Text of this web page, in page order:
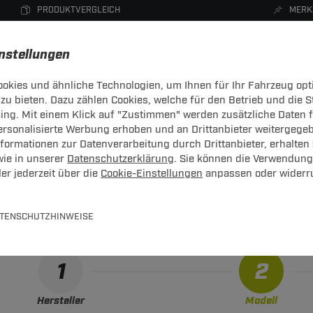
und ähnliche Technologien, um Ihnen für Ihr Fahrzeug
bieten. Dazu zählen Cookies, welche für den Betrieb und die
Mit einem Klick auf "Zustimmen" werden zusätzliche Daten
Werbung erhoben und an Drittanbieter
zur Datenverarbeitung durch Drittanbieter, erhalten
in unserer Datenschutzerklärung. Sie können die
jederzeit über die Cookie-Einstellungen anpassen oder
PRODUKTVERGLEICH
DACHBOXEN FAHRRADTRÄGER ZUBEHÖR
Kupplungskonfigurator
Auflistung schützt Sie und andere in Ihrer Umgebung und
1
Hersteller
2
Modell